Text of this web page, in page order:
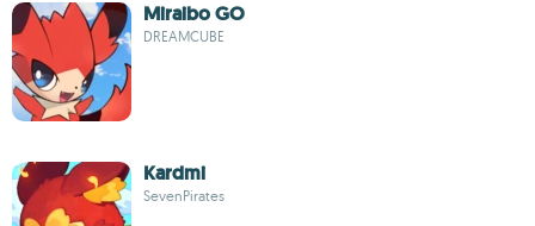
Miraibo GO
DREAMCUBE
Kardmi
SevenPirates